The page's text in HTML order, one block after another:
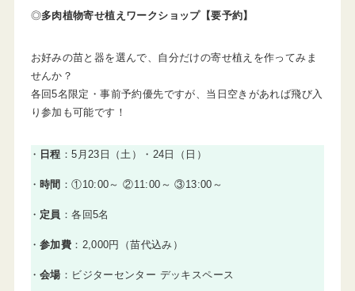
◎多肉植物寄せ植えワークショップ【要予約】
お好みの苗と器を選んで、自分だけの寄せ植えを作ってみま
せんか？
各回5名限定・事前予約優先ですが、当日空きがあれば飛び入
り参加も可能です！
日程 ：5月23日（土）・24日（日）
時間 ：①10:00～ ②11:00～ ③13:00～
定員 ：各回5名
参加費 ：2,000円（苗代込み）
会場：ビジターセンター デッキスペース